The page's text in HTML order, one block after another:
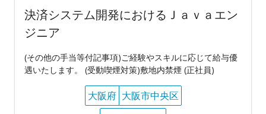
決済システム開発におけるＪａｖａエン
ジニア
(その他の手当等付記事項)ご経験やスキルに応じて給与優
遇いたします。 (受動喫煙対策)敷地内禁煙 (正社員)
大阪府 大阪市中央区